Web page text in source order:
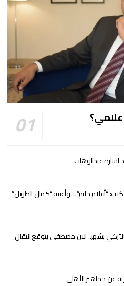
عبدالوهاب
“أفلام حليم”… وأغنية “كمال الطويل”
التركي بشهر.. آلان مصطفى يتوقع انتقال
عن جماهير الأهلى